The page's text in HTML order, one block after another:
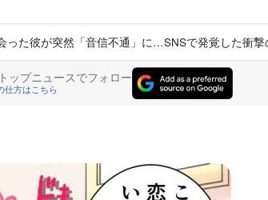
った彼が突然「音信不通」に…SNSで発覚した衝撃
ップニュースでフォロー
仕方はこちら